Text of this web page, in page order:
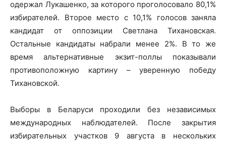
одержал Лукашенко, за которого проголосовало 80,1%
избирателей. Второе место с 10,1% голосов заняла
кандидат от оппозиции Светлана Тихановская.
Остальные кандидаты набрали менее 2%. В то же
время альтернативные экзит-поллы показывали
противоположную картину – уверенную победу
Тихановской.
Выборы в Беларуси проходили без независимых
международных наблюдателей. После закрытия
избирательных участков 9 августа в нескольких